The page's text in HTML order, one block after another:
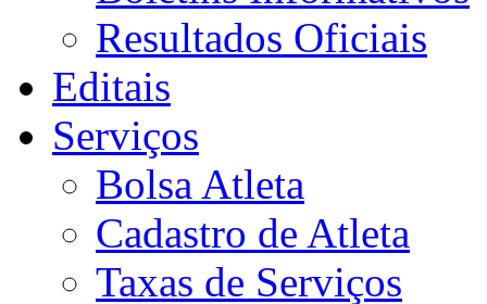
Resultados Oficiais
Editais
Serviços
Bolsa Atleta
Cadastro de Atleta
Taxas de Serviços